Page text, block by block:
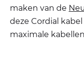
maken van de
deze Cordial
maximale